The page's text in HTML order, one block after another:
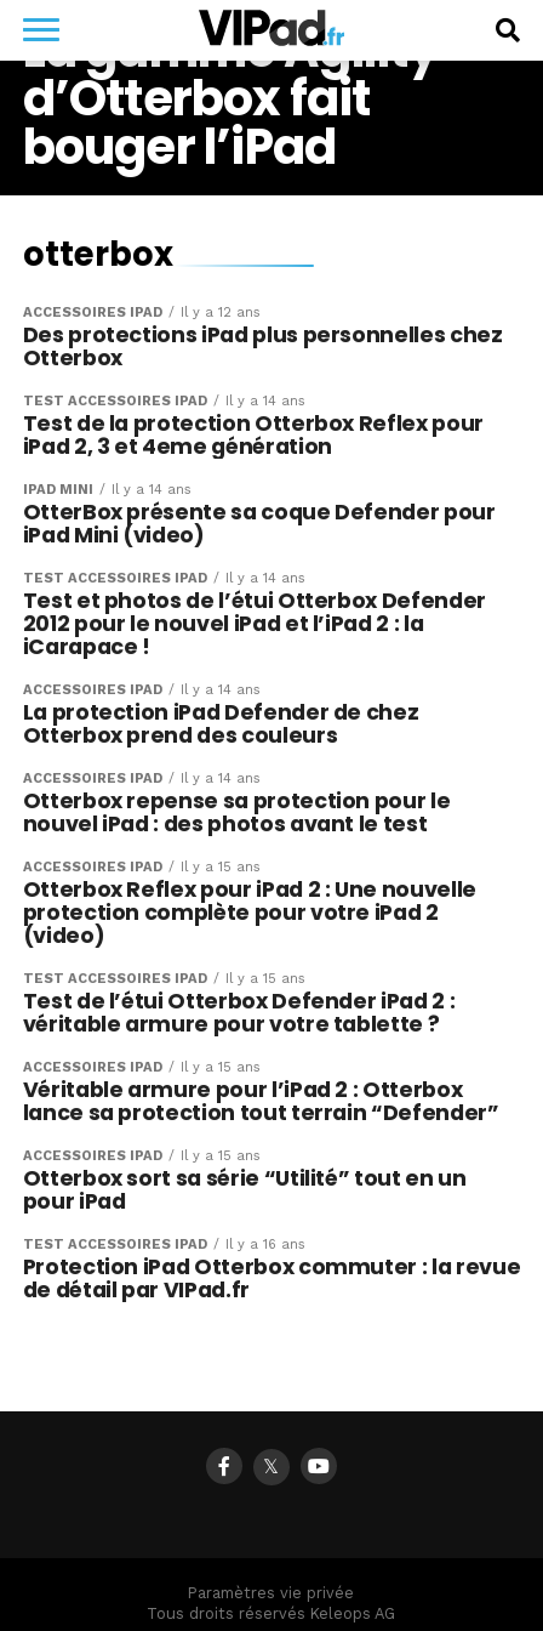
La gamme Agility
d’Otterbox fait
bouger l’iPad
otterbox
ACCESSOIRES IPAD Il y a 12 ans
Des protections iPad plus personnelles chez
Otterbox
TEST ACCESSOIRES IPAD Il y a 14 ans
Test de la protection Otterbox Reflex pour
iPad 2, 3 et 4eme génération
IPAD MINI Il y a 14 ans
OtterBox présente sa coque Defender pour
iPad Mini (video)
TEST ACCESSOIRES IPAD Il y a 14 ans
Test et photos de l’étui Otterbox Defender
2012 pour le nouvel iPad et l’iPad 2 : la
iCarapace !
ACCESSOIRES IPAD Il y a 14 ans
La protection iPad Defender de chez
Otterbox prend des couleurs
ACCESSOIRES IPAD Il y a 14 ans
Otterbox repense sa protection pour le
nouvel iPad : des photos avant le test
ACCESSOIRES IPAD Il y a 15 ans
Otterbox Reflex pour iPad 2 : Une nouvelle
protection complète pour votre iPad 2
(video)
TEST ACCESSOIRES IPAD Il y a 15 ans
Test de l’étui Otterbox Defender iPad 2 :
véritable armure pour votre tablette ?
ACCESSOIRES IPAD Il y a 15 ans
Véritable armure pour l’iPad 2 : Otterbox
lance sa protection tout terrain “Defender”
ACCESSOIRES IPAD Il y a 15 ans
Otterbox sort sa série “Utilité” tout en un
pour iPad
TEST ACCESSOIRES IPAD Il y a 16 ans
Protection iPad Otterbox commuter : la revue
de détail par VIPad.fr
𝕏
Paramètres vie privée
Tous droits réservés Keleops AG